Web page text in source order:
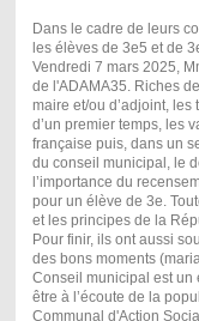
Dans le cadre de leurs
les élèves de 3e5 et de
Vendredi 7 mars 2025,
de l'ADAMA35. Riches
maire et/ou d’adjoint, les
d’un premier temps, les
française puis, dans un
du conseil municipal, le
l’importance du
pour un élève de 3e.
et les principes de la
Pour finir, ils ont aussi
des bons moments
Conseil municipal est un
être à l’écoute de la
Communal d'Action